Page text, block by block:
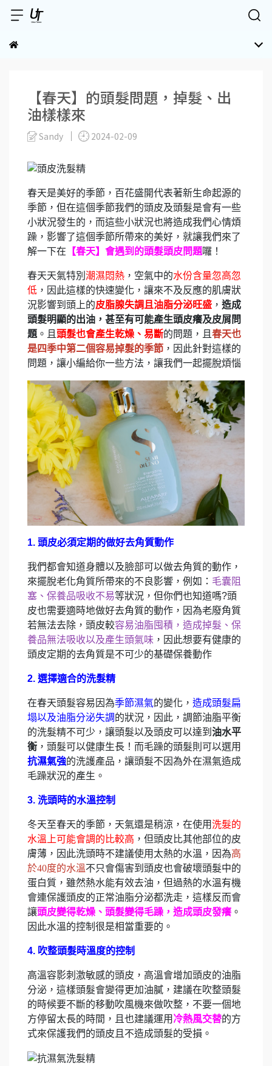
【春天】的頭髮問題，掉髮、出
油樣樣來
Sandy 2024-02-09
春天是美好的季節，百花盛開代表著新生命起源的
季節，但在這個季節我們的頭皮及頭髮是會有一些
小狀況發生的，而這些小狀況也將造成我們心情煩
躁，影響了這個季節所帶來的美好，就讓我們來了
解一下在 【春天】會遇到的頭髮頭皮問題囉！
春天天氣特別 潮濕悶熱 ，空氣中的水份含量忽高忽
低 ，因此這樣的快速變化，讓來不及反應的肌膚狀
況影響到頭上的皮脂腺失調且油脂分泌旺盛 ， 造成
頭髮明顯的出油，甚至有可能產生頭皮癢及皮屑問
題 。且 頭髮也會產生乾燥、易斷的問題，且 春天也
是四季中第二個容易掉髮的季節 ，因此針對這樣的
問題，讓小編給你一些方法，讓我們一起擺脫煩惱
1. 頭皮必須定期的做好去角質動作
我們都會知道身體以及臉部可以做去角質的動作，
來擺脫老化角質所帶來的不良影響，例如： 毛囊阻
塞、保養品吸收不易等狀況，但你們也知道嗎?頭
皮也需要適時地做好去角質的動作，因為老廢角質
若無法去除，頭皮較容易油脂囤積，造成掉髮、保
養品無法吸收以及產生頭氣味 ，因此想要有健康的
頭皮定期的去角質是不可少的基礎保養動作
2. 選擇適合的洗髮精
在春天頭髮容易因為季節濕氣的變化， 造成頭髮扁
塌以及油脂分泌失調的狀況，因此，調節油脂平衡
的洗髮精不可少，讓頭髮以及頭皮可以達到 油水平
衡 ，頭髮可以健康生長！而毛躁的頭髮則可以選用
抗濕氣強的洗護產品，讓頭髮不因為外在濕氣造成
毛躁狀況的產生。
3. 洗頭時的水溫控制
冬天至春天的季節，天氣還是稍涼，在使用洗髮的
水溫上可能會調的比較高 ，但頭皮比其他部位的皮
膚薄，因此洗頭時不建議使用太熱的水溫，因為高
於40度的水溫不只會傷害到頭皮也會破壞頭髮中的
蛋白質，雖然熱水能有效去油，但過熱的水溫有機
會連保護頭皮的正常油脂分泌都洗走，這樣反而會
讓頭皮變得乾燥、頭髮變得毛躁，造成頭皮發癢。
因此水溫的控制很是相當重要的。
4. 吹整頭髮時溫度的控制
高溫容影刺激敏感的頭皮，高溫會增加頭皮的油脂
分泌，這樣頭髮會變得更加油膩，建議在吹整頭髮
的時候要不斷的移動吹風機來做吹整，不要一個地
方停留太長的時間，且也建議運用 冷熱風交替的方
式來保護我們的頭皮且不造成頭髮的受損。